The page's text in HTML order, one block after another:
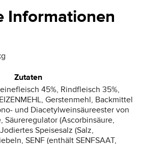
Informationen
Zutaten
45%, Rindfleisch 35%,
Gerstenmehl, Backmittel
und Diacetylweinsäureester von
Säureregulator (Ascorbinsäure,
Speisesalz (Salz,
SENF (enthält SENFSAAT,